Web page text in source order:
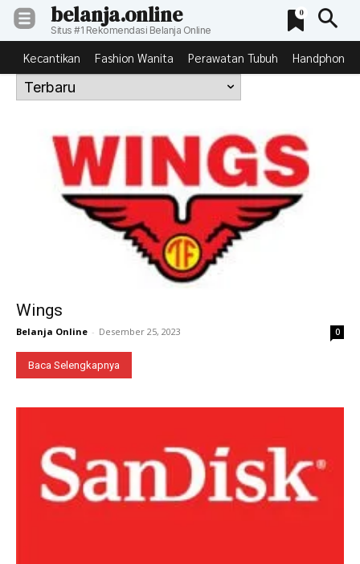
0
belanja.online
Situs #1 Rekomendasi Belanja Online
Kecantikan Fashion Wanita Perawatan Tubuh Handphone
Wings
Belanja Online - Desember 25, 2023 0
Baca Selengkapnya